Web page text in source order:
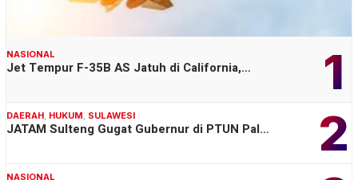
1
NASIONAL
Jet Tempur F-35B AS Jatuh di California,…
2
DAERAH HUKUM SULAWESI
JATAM Sulteng Gugat Gubernur di PTUN Pal…
NASIONAL